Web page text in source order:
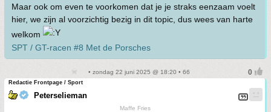
Maar ook om even te voorkomen dat je je straks eenzaam voelt
hier, we zijn al voorzichtig bezig in dit topic, dus wees van harte
welkom
SPT / GT-racen #8 Met de Porsches
• zondag 22 juni 2025 @ 18:20 • 66
Redactie Frontpage / Sport
Peterselieman
Maffe Fries